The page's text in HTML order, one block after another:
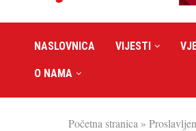
NASLOVNICA VIJESTI
O NAMA
Početna stranica »